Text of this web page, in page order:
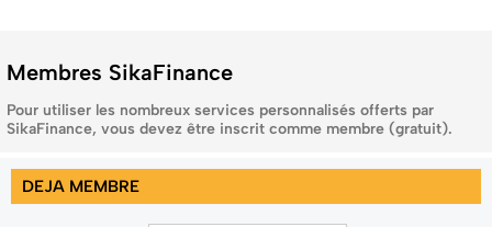
Membres SikaFinance
Pour utiliser les nombreux services personnalisés offerts par
SikaFinance, vous devez être inscrit comme membre (gratuit).
DEJA MEMBRE